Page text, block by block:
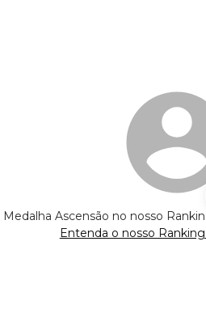
Medalha Ascensão no nosso
Entenda o nosso